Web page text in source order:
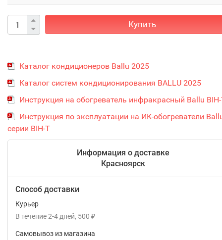
Купить
Каталог кондиционеров Ballu 2025
Каталог систем кондиционирования BALLU 2025
Инструкция на обогреватель инфракрасный Ballu
Инструкция по эксплуатации на ИК-обогреватели
серии BIH-T
Информация о доставке
Красноярск
Способ доставки
Курьер
В течение2-4 дней 500 ₽
Самовывоз из магазина